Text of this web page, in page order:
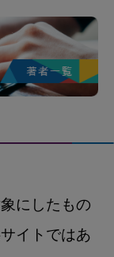
にしたもの
イトではあ